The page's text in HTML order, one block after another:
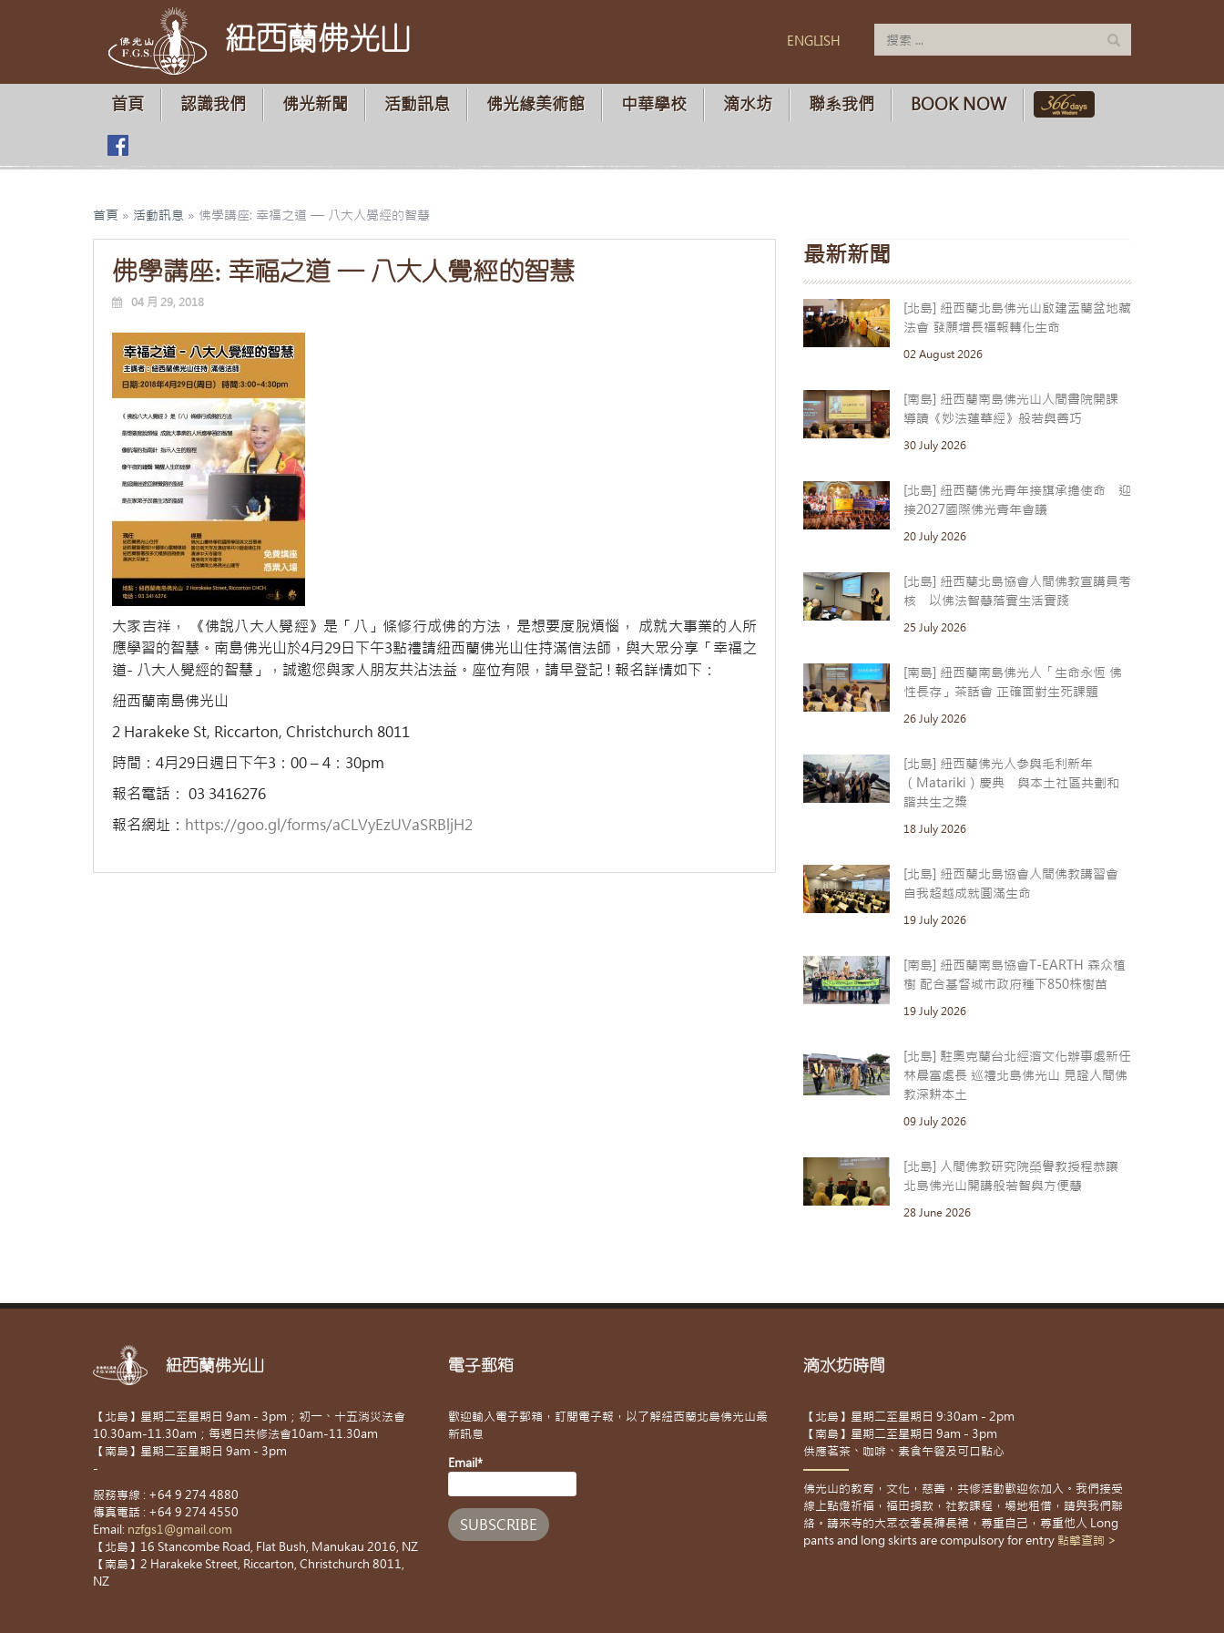
紐西蘭佛光山 ENGLISH
首頁 認識我們 佛光新聞 活動訊息 佛光緣美術館 中華學校 滴水坊 聯系我們 BOOK NOW
首頁 » 活動訊息 » 佛學講座: 幸福之道 — 八大人覺經的智慧
佛學講座: 幸福之道 — 八大人覺經的智慧
04 月 29, 2018
大家吉祥， 《佛說八大人覺經》是「八」條修行成佛的方法，是想要度脫煩惱， 成就大事業的人所
應學習的智慧。南島佛光山於4月29日下午3點禮請紐西蘭佛光山住持滿信法師，與大眾分享「幸福之
道- 八大人覺經的智慧」，誠邀您與家人朋友共沾法益。座位有限，請早登記 ! 報名詳情如下：
紐西蘭南島佛光山
2 Harakeke St, Riccarton, Christchurch 8011
時間：4月29日週日下午3：00 – 4：30pm
報名電話： 03 3416276
報名網址： https://goo.gl/forms/aCLVyEzUVaSRBljH2
最新新聞
[北島] 紐西蘭北島佛光山啟建盂蘭盆地藏
法會 發願增長福報轉化生命
02 August 2026
[南島] 紐西蘭南島佛光山人間書院開課
導讀《妙法蓮華經》般若與善巧
30 July 2026
[北島] 紐西蘭佛光青年接旗承擔使命 迎
接2027國際佛光青年會議
20 July 2026
[北島] 紐西蘭北島協會人間佛教宣講員考
核 以佛法智慧落實生活實踐
25 July 2026
[南島] 紐西蘭南島佛光人「生命永恆 佛
性長存」茶話會 正確面對生死課題
26 July 2026
[北島] 紐西蘭佛光人參與毛利新年
（Matariki）慶典 與本土社區共劃和
諧共生之槳
18 July 2026
[北島] 紐西蘭北島協會人間佛教講習會
自我超越成就圓滿生命
19 July 2026
[南島] 紐西蘭南島協會T-EARTH 森众植
樹 配合基督城市政府種下850株樹苗
19 July 2026
[北島] 駐奧克蘭台北經濟文化辦事處新任
林晨富處長 巡禮北島佛光山 見證人間佛
教深耕本土
09 July 2026
[北島] 人間佛教研究院榮譽教授程恭讓
北島佛光山開講般若智與方便慧
28 June 2026
紐西蘭佛光山
【北島】星期二至星期日 9am - 3pm；初一、十五消災法會
10.30am-11.30am；每週日共修法會10am-11.30am
【南島】星期二至星期日 9am - 3pm
-
服務專線 : +64 9 274 4880
傳真電話 : +64 9 274 4550
Email: nzfgs1@gmail.com
【北島】16 Stancombe Road, Flat Bush, Manukau 2016, NZ
【南島】2 Harakeke Street, Riccarton, Christchurch 8011,
NZ
電子郵箱
歡迎輸入電子郵箱，訂閱電子報，以了解紐西蘭北島佛光山最
新訊息
Email*
滴水坊時間
【北島】星期二至星期日 9:30am - 2pm
【南島】星期二至星期日 9am - 3pm
供應茗茶、咖啡、素食午餐及可口點心
佛光山的教育，文化，慈善，共修活動歡迎你加入。我們接受
線上點燈祈福，福田捐款，社教課程，場地租借，請與我們聯
絡。請來寺的大眾衣著長褲長裙，尊重自己，尊重他人 Long
pants and long skirts are compulsory for entry 點擊查詢 >